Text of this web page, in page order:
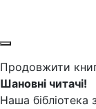
Продовжити
Шановні читачі!
Наша бібліотека